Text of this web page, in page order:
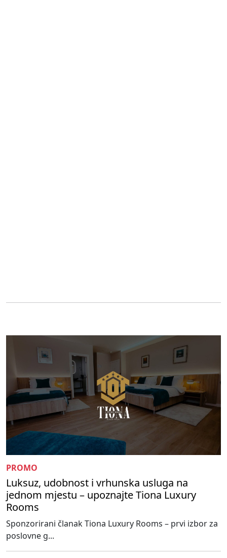
PROMO
Luksuz, udobnost i vrhunska usluga na
jednom mjestu – upoznajte Tiona Luxury
Rooms
Sponzorirani članak Tiona Luxury Rooms – prvi izbor za
poslovne g...